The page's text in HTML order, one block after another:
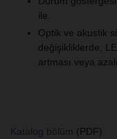
ile.
Optik ve akustik
değişikliklerde,
artması veya
Katalog bölüm (PDF)